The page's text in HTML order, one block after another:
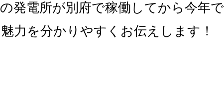
発電所が別府で稼働してから今年
力を分かりやすくお伝えします！